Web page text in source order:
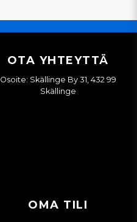
OTA YHTEYTTÄ
Osoite: Skällinge By 31, 432 99
Skällinge
OMA TILI